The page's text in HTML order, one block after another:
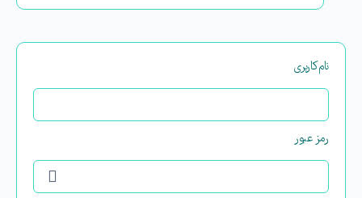
نام‌کاربری
رمز عبور